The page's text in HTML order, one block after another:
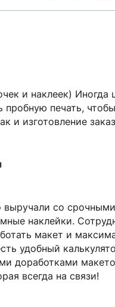
и наклеек) Иногда
пробную печать,
и изготовление
со
наклейки.
макет и
удобный
доработками
всегда на связи!